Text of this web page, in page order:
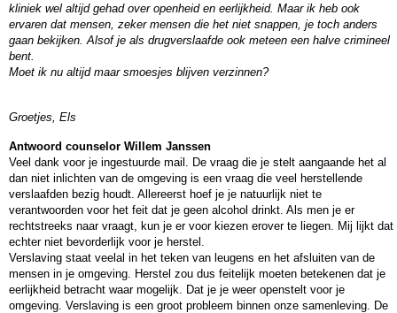
kliniek wel altijd gehad over openheid en eerlijkheid. Maar ik heb ook
ervaren dat mensen, zeker mensen die het niet snappen, je toch anders
gaan bekijken. Alsof je als drugverslaafde ook meteen een halve crimineel
bent.
Moet ik nu altijd maar smoesjes blijven verzinnen?
Groetjes, Els
Antwoord counselor Willem Janssen
Veel dank voor je ingestuurde mail. De vraag die je stelt aangaande het al
dan niet inlichten van de omgeving is een vraag die veel herstellende
verslaafden bezig houdt. Allereerst hoef je je natuurlijk niet te
verantwoorden voor het feit dat je geen alcohol drinkt. Als men je er
rechtstreeks naar vraagt, kun je er voor kiezen erover te liegen. Mij lijkt dat
echter niet bevorderlijk voor je herstel.
Verslaving staat veelal in het teken van leugens en het afsluiten van de
mensen in je omgeving. Herstel zou dus feitelijk moeten betekenen dat je
eerlijkheid betracht waar mogelijk. Dat je je weer openstelt voor je
omgeving. Verslaving is een groot probleem binnen onze samenleving. De